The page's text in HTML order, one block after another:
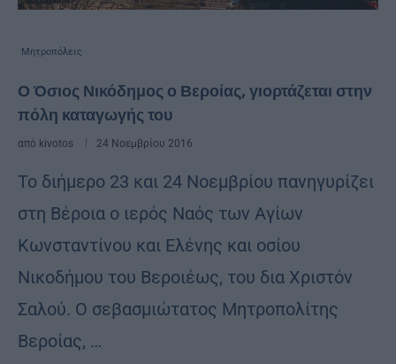
Μητροπόλεις
Ο Όσιος Νικόδημος ο Βεροίας, γιορτάζεται στην
πόλη καταγωγής του
από kivotos 24 Νοεμβρίου 2016
Το διήμερο 23 και 24 Νοεμβρίου πανηγυρίζει
στη Βέροια ο ιερός Ναός των Αγίων
Κωνσταντίνου και Ελένης και οσίου
Νικοδήμου του Βεροιέως, του δια Χριστόν
Σαλού. Ο σεβασμιώτατος Μητροπολίτης
Βεροίας, …